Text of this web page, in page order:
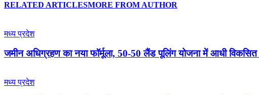
RELATED ARTICLESMORE FROM AUTHOR
मध्य प्रदेश
जमीन अधिग्रहण का नया फॉर्मूला, 50-50 लैंड पूलिंग योजना में आधी विकसित
मध्य प्रदेश